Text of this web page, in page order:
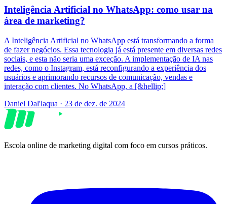
Inteligência Artificial no WhatsApp: como usar na
área de marketing?
A Inteligência Artificial no WhatsApp está transformando a forma
de fazer negócios. Essa tecnologia já está presente em diversas redes
sociais, e esta não seria uma exceção. A implementação de IA nas
redes, como o Instagram, está reconfigurando a experiência dos
usuários e aprimorando recursos de comunicação, vendas e
interação com clientes. No WhatsApp, a [&hellip;]
Daniel Dal'laqua · 23 de dez. de 2024
Escola online de marketing digital com foco em cursos práticos.